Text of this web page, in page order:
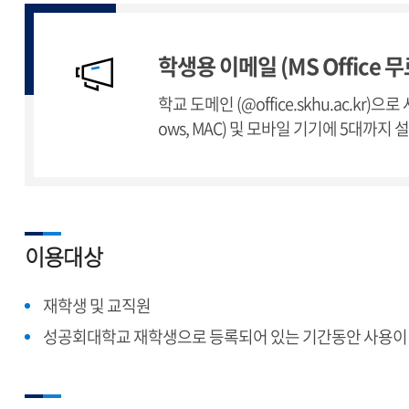
학생용 이메일 (MS Office
학교 도메인 (@office.skhu.ac.kr)으로
ows, MAC) 및 모바일 기기에 5대까지
이용대상
재학생 및 교직원
성공회대학교 재학생으로 등록되어 있는 기간동안 사용